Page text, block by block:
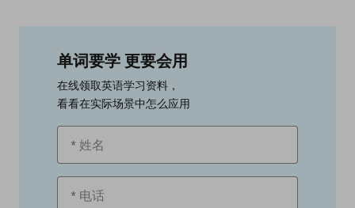
单词要学 更要会用
在线领取英语学习资料，
看看在实际场景中怎么应用